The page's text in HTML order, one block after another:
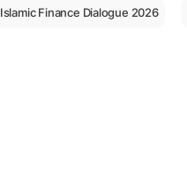
Islamic Finance Dialogue 2026